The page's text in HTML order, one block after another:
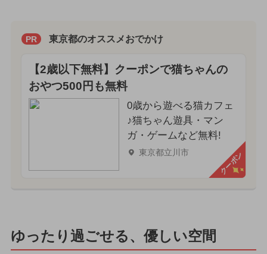
PR 東京都のオススメおでかけ
【2歳以下無料】クーポンで猫ちゃんの
おやつ500円も無料
0歳から遊べる猫カフェ
♪猫ちゃん遊具・マン
ガ・ゲームなど無料!
東京都立川市 クーポン
ゆったり過ごせる、優しい空間